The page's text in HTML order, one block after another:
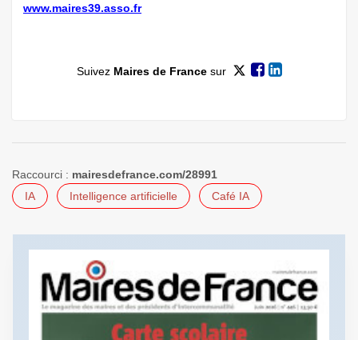
www.maires39.asso.fr
Suivez Maires de Francesur
Raccourci : mairesdefrance.com/28991
IA
Intelligence artificielle Café IA